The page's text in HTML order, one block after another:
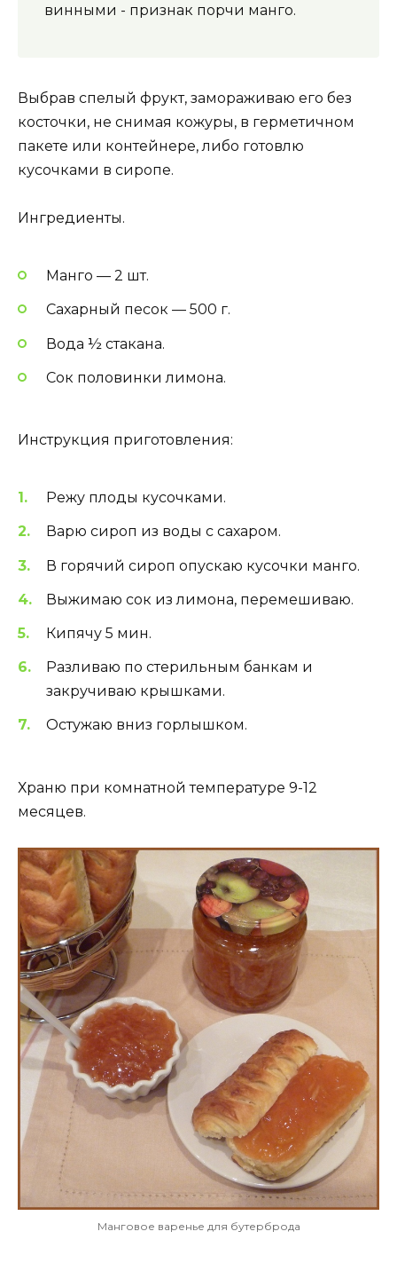
винными - признак порчи манго.
Выбрав спелый фрукт, замораживаю его без
косточки, не снимая кожуры, в герметичном
пакете или контейнере, либо готовлю
кусочками в сиропе.
Ингредиенты.
Манго — 2 шт.
Сахарный песок — 500 г.
Вода ½ стакана.
Сок половинки лимона.
Инструкция приготовления:
Режу плоды кусочками.
Варю сироп из воды с сахаром.
В горячий сироп опускаю кусочки манго.
Выжимаю сок из лимона, перемешиваю.
Кипячу 5 мин.
Разливаю по стерильным банкам и
закручиваю крышками.
Остужаю вниз горлышком.
Храню при комнатной температуре 9-12
месяцев.
Манговое варенье для бутерброда